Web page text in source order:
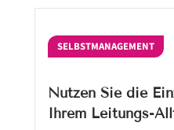
SELBSTMANAGEMENT
Nutzen Sie die
Ihrem Leitungs-